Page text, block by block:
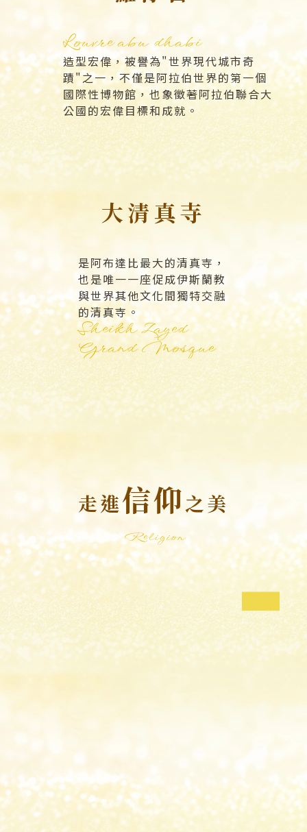
Louvre abu dhabi
造型宏偉，被譽為"世界現代城市奇
蹟"之一，不僅是阿拉伯世界的第一個
國際性博物館，也象徵著阿拉伯聯合大
公國的宏偉目標和成就。
走進信仰之美
Religion
大清真寺
是阿布達比最大的清真寺，
也是唯一一座促成伊斯蘭教
與世界其他文化間獨特交融
的清真寺。
Sheikh Zayed
Grand Mosque